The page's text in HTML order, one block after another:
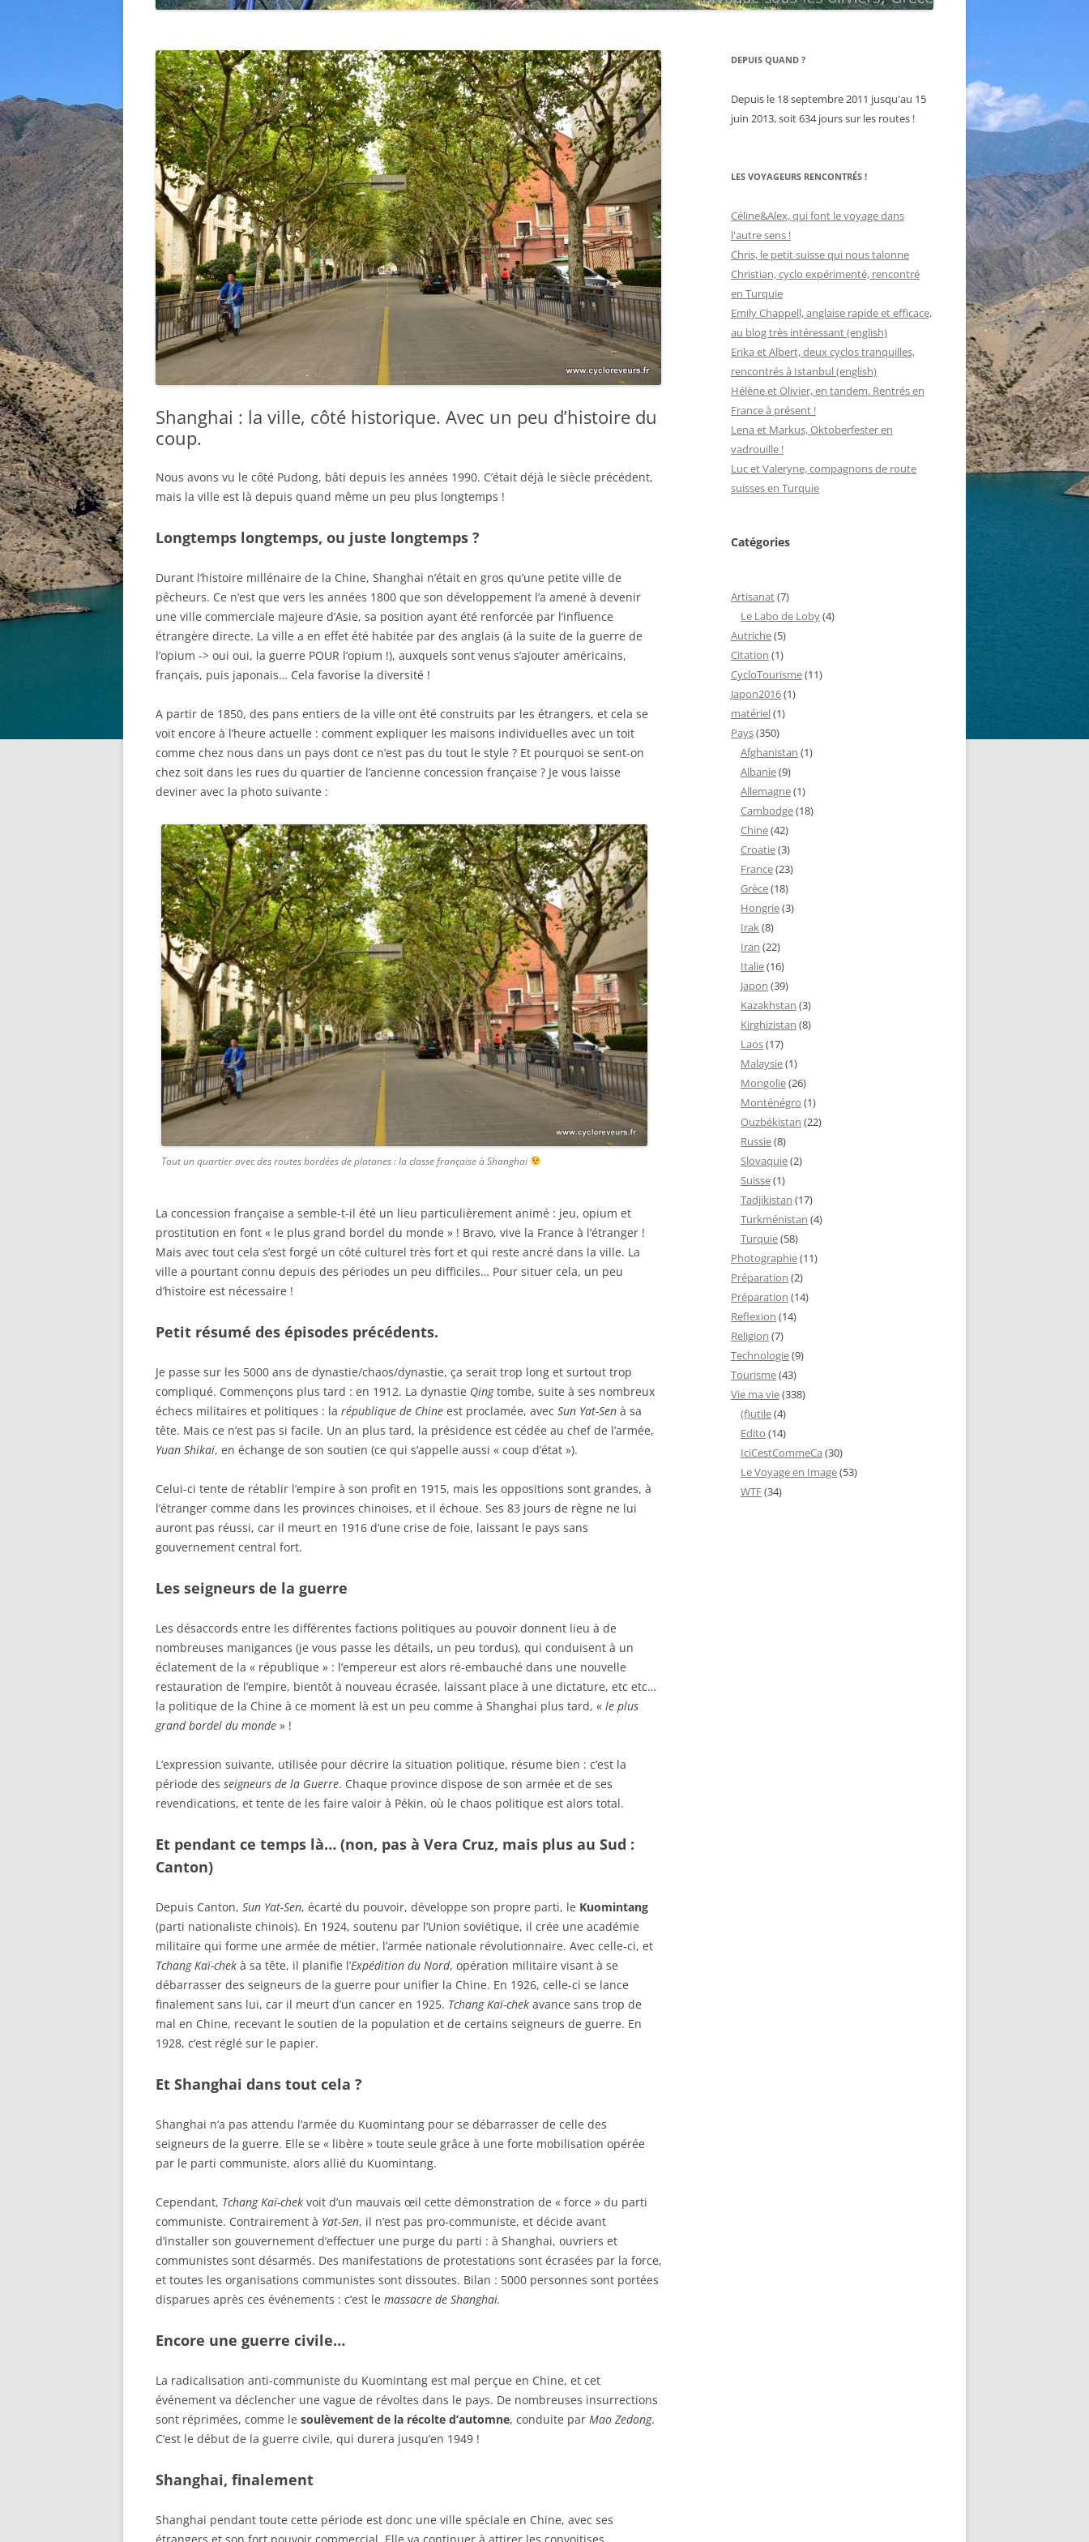
Shanghai : la ville, côté historique. Avec un peu d’histoire du
coup.
Nous avons vu le côté Pudong, bâti depuis les années 1990. C’était déjà le siècle précédent,
mais la ville est là depuis quand même un peu plus longtemps !
Longtemps longtemps, ou juste longtemps ?
Durant l’histoire millénaire de la Chine, Shanghai n’était en gros qu’une petite ville de
pêcheurs. Ce n’est que vers les années 1800 que son développement l’a amené à devenir
une ville commerciale majeure d’Asie, sa position ayant été renforcée par l’influence
étrangère directe. La ville a en effet été habitée par des anglais (à la suite de la guerre de
l’opium -> oui oui, la guerre POUR l’opium !), auxquels sont venus s’ajouter américains,
français, puis japonais… Cela favorise la diversité !
A partir de 1850, des pans entiers de la ville ont été construits par les étrangers, et cela se
voit encore à l’heure actuelle : comment expliquer les maisons individuelles avec un toit
comme chez nous dans un pays dont ce n’est pas du tout le style ? Et pourquoi se sent-on
chez soit dans les rues du quartier de l’ancienne concession française ? Je vous laisse
deviner avec la photo suivante :
Tout un quartier avec des routes bordées de platanes : la classe française à Shanghai
La concession française a semble-t-il été un lieu particulièrement animé : jeu, opium et
prostitution en font « le plus grand bordel du monde » ! Bravo, vive la France à l’étranger !
Mais avec tout cela s’est forgé un côté culturel très fort et qui reste ancré dans la ville. La
ville a pourtant connu depuis des périodes un peu difficiles… Pour situer cela, un peu
d’histoire est nécessaire !
Petit résumé des épisodes précédents.
Je passe sur les 5000 ans de dynastie/chaos/dynastie, ça serait trop long et surtout trop
compliqué. Commençons plus tard : en 1912. La dynastie Qingtombe, suite à ses nombreux
échecs militaires et politiques : la république de Chine est proclamée, avec Sun Yat-Sen à sa
tête. Mais ce n’est pas si facile. Un an plus tard, la présidence est cédée au chef de l’armée,
Yuan Shikai, en échange de son soutien (ce qui s’appelle aussi « coup d’état »).
Celui-ci tente de rétablir l’empire à son profit en 1915, mais les oppositions sont grandes, à
l’étranger comme dans les provinces chinoises, et il échoue. Ses 83 jours de règne ne lui
auront pas réussi, car il meurt en 1916 d’une crise de foie, laissant le pays sans
gouvernement central fort.
Les seigneurs de la guerre
Les désaccords entre les différentes factions politiques au pouvoir donnent lieu à de
nombreuses manigances (je vous passe les détails, un peu tordus), qui conduisent à un
éclatement de la « république » : l’empereur est alors ré-embauché dans une nouvelle
restauration de l’empire, bientôt à nouveau écrasée, laissant place à une dictature, etc etc…
la politique de la Chine à ce moment là est un peu comme à Shanghai plus tard, « le plus
grand bordel du monde » !
L’expression suivante, utilisée pour décrire la situation politique, résume bien : c’est la
période des seigneurs de la Guerre. Chaque province dispose de son armée et de ses
revendications, et tente de les faire valoir à Pékin, où le chaos politique est alors total.
Et pendant ce temps là… (non, pas à Vera Cruz, mais plus au Sud :
Canton)
Depuis Canton, Sun Yat-Sen, écarté du pouvoir, développe son propre parti, le Kuomintang
(parti nationaliste chinois). En 1924, soutenu par l’Union soviétique, il crée une académie
militaire qui forme une armée de métier, l’armée nationale révolutionnaire. Avec celle-ci, et
Tchang Kaï-chek à sa tête, il planifie l’Expédition du Nord, opération militaire visant à se
débarrasser des seigneurs de la guerre pour unifier la Chine. En 1926, celle-ci se lance
finalement sans lui, car il meurt d’un cancer en 1925. Tchang Kaï-chek avance sans trop de
mal en Chine, recevant le soutien de la population et de certains seigneurs de guerre. En
1928, c’est réglé sur le papier.
Et Shanghai dans tout cela ?
Shanghai n’a pas attendu l’armée du Kuomintang pour se débarrasser de celle des
seigneurs de la guerre. Elle se « libère » toute seule grâce à une forte mobilisation opérée
par le parti communiste, alors allié du Kuomintang.
Cependant, Tchang Kaï-chek voit d’un mauvais œil cette démonstration de « force » du parti
communiste. Contrairement à Yat-Sen, il n’est pas pro-communiste, et décide avant
d’installer son gouvernement d’effectuer une purge du parti : à Shanghai, ouvriers et
communistes sont désarmés. Des manifestations de protestations sont écrasées par la force,
et toutes les organisations communistes sont dissoutes. Bilan : 5000 personnes sont portées
disparues après ces événements : c’est le massacre de Shanghai.
Encore une guerre civile…
La radicalisation anti-communiste du Kuomintang est mal perçue en Chine, et cet
événement va déclencher une vague de révoltes dans le pays. De nombreuses insurrections
sont réprimées, comme le soulèvement de la récolte d’automne, conduite par Mao Zedong.
C’est le début de la guerre civile, qui durera jusqu’en 1949 !
Shanghai, finalement
Shanghai pendant toute cette période est donc une ville spéciale en Chine, avec ses
DEPUIS QUAND ?
Depuis le 18 septembre 2011 jusqu'au 15
juin 2013, soit 634 jours sur les routes !
LES VOYAGEURS RENCONTRÉS !
Céline&Alex, qui font le voyage dans
l'autre sens !
Chris, le petit suisse qui nous talonne
Christian, cyclo expérimenté, rencontré
en Turquie
Emily Chappell, anglaise rapide et efficace,
au blog très intéressant (english)
Erika et Albert, deux cyclos tranquilles,
rencontrés à Istanbul (english)
Hélène et Olivier, en tandem. Rentrés en
France à présent !
Lena et Markus, Oktoberfester en
vadrouille !
Luc et Valeryne, compagnons de route
suisses en Turquie
Catégories
Artisanat(7)
Le Labo de Loby(4)
Autriche(5)
Citation (1)
CycloTourisme(11)
Japon2016(1)
matériel(1)
Pays(350)
Afghanistan (1)
Albanie(9)
Allemagne(1)
Cambodge(18)
Chine(42)
Croatie(3)
France(23)
Grèce(18)
Hongrie(3)
Irak(8)
Iran (22)
Italie(16)
Japon (39)
Kazakhstan (3)
Kirghizistan (8)
Laos(17)
Malaysie(1)
Mongolie(26)
Monténégro (1)
Ouzbékistan (22)
Russie(8)
Slovaquie(2)
Suisse(1)
Tadjikistan (17)
Turkménistan (4)
Turquie(58)
Photographie(11)
Préparation (2)
Préparation (14)
Reflexion (14)
Religion (7)
Technologie(9)
Tourisme(43)
Vie ma vie(338)
(f)utile(4)
Edito (14)
IciCestCommeCa (30)
Le Voyage en Image(53)
WTF(34)